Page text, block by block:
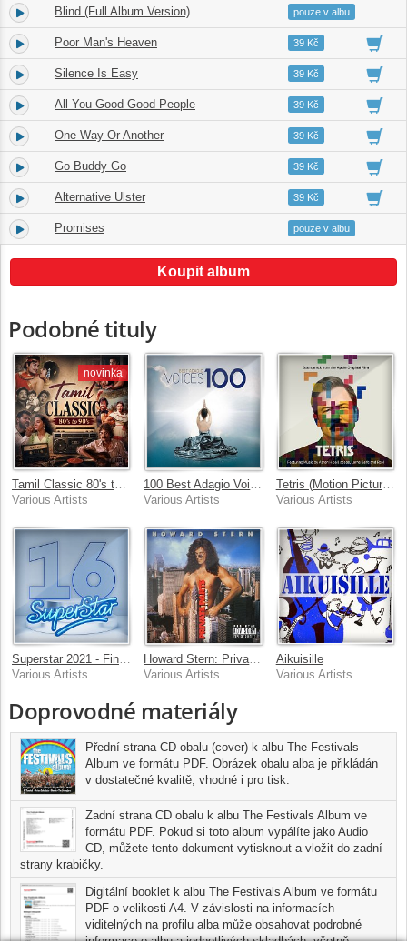
13. Blind (Full Album Version) 06:16
pouze v albu
14. Poor Man's Heaven 04:3139 Kč
15. Silence Is Easy 03:3939 Kč
16. All You Good Good People 06:0239 Kč
17. One Way Or Another 03:3139 Kč
18. Go Buddy Go 03:5739 Kč
19. Alternative Ulster 02:4439 Kč
20. Promises 02:35
pouze v albu
Koupit album
Podobné tituly
novinka
Various Artists
Various Artists
Tetris (Motion Picture Soundtrack)
Various Artists
Superstar 2021 - Finále - Epizoda 16
Various Artists
Howard Stern: Private Parts (The Album) [Music from and Inspired By the Motion Picture]
Various Artists..
Aikuisille
Various Artists
Doprovodné materiály
Přední strana CD obalu (cover) k albu The Festivals
Album ve formátu PDF. Obrázek obalu alba je přikládán
v dostatečné kvalitě, vhodné i pro tisk.
Zadní strana CD obalu k albu The Festivals Album ve
formátu PDF. Pokud si toto album vypálíte jako Audio
CD, můžete tento dokument vytisknout a vložit do zadní
strany krabičky.
Digitální booklet k albu The Festivals Album ve formátu
PDF o velikosti A4. V závislosti na informacích
viditelných na profilu alba může obsahovat podrobné
informace o albu a jednotlivých skladbách, včetně